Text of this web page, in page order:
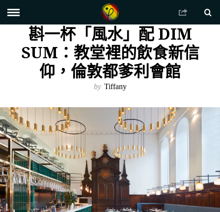
斟一杯「風水」配 DIM
SUM：教堂裡的飲食新信
仰，倫敦都爹利會館
by Tiffany